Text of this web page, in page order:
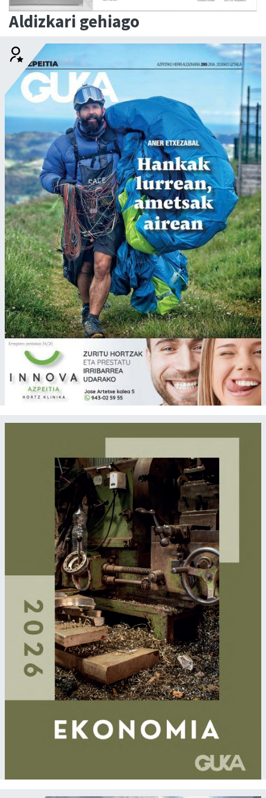
Aldizkari gehiago